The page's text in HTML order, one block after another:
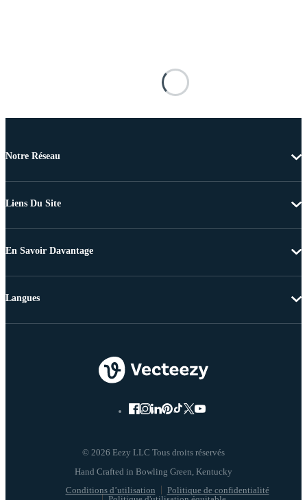
Notre Réseau
Liens Du Site
En Savoir Davantage
© 2026 Eezy LLC Tous droits réservés
Conditions d’utilisation
Politique de confidentialité
Langues